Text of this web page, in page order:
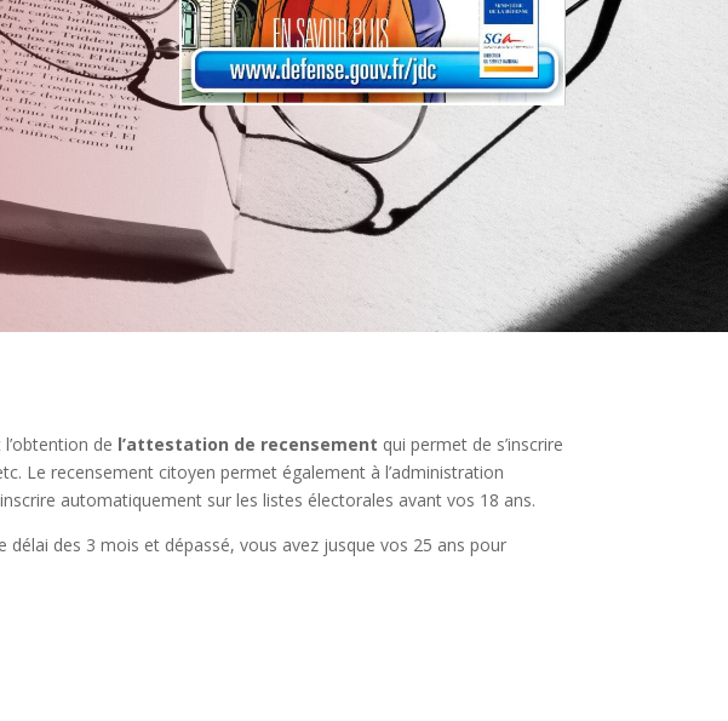
de l’attestation de recensement qui permet de s’inscrire
Le recensement citoyen permet également à l’administration
automatiquement sur les listes électorales avant vos 18 ans.
délai des 3 mois et dépassé, vous avez jusque vos 25 ans pour